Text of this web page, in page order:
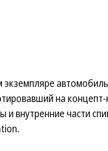
на концепт-
и внутренние части